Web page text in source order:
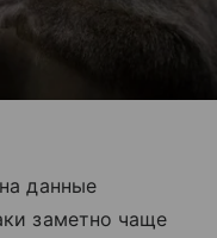
данные
заметно чаще